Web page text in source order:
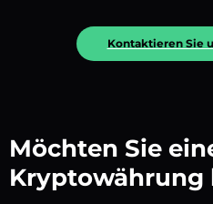
Kontaktieren Sie
Möchten Sie
Kryptowährung